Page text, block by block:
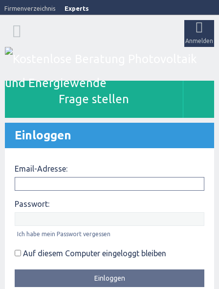
Firmenverzeichnis Experts
Anmelden
Frage stellen
Einloggen
Email-Adresse:
Passwort:
Ich habe mein Passwort vergessen
Auf diesem Computer eingeloggt bleiben